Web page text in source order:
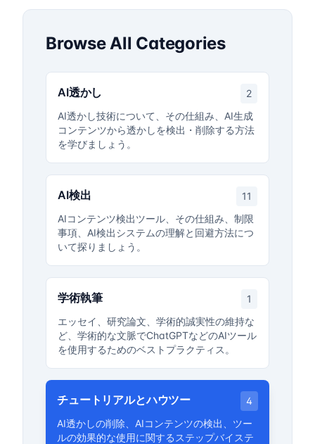
Browse All Categories
AI透かし
2
AI透かし技術について、その仕組み、AI生成
コンテンツから透かしを検出・削除する方法
を学びましょう。
AI検出
11
AIコンテンツ検出ツール、その仕組み、制限
事項、AI検出システムの理解と回避方法につ
いて探りましょう。
学術執筆
1
エッセイ、研究論文、学術的誠実性の維持な
ど、学術的な文脈でChatGPTなどのAIツール
を使用するためのベストプラクティス。
チュートリアルとハウツー
4
AI透かしの削除、AIコンテンツの検出、ツー
ルの効果的な使用に関するステップバイステ